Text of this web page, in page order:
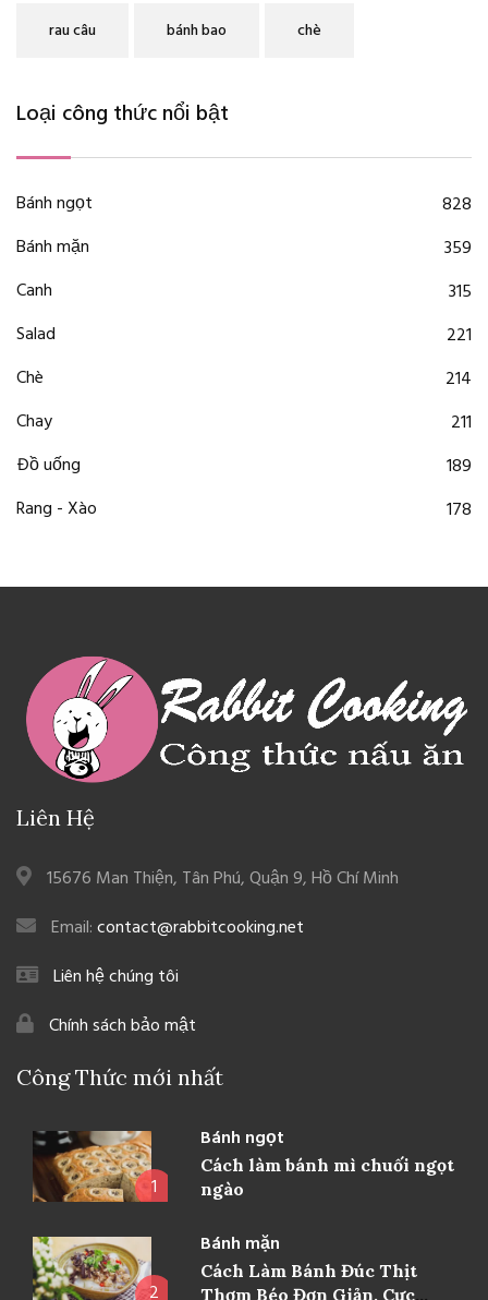
rau câu bánh bao chè
Loại công thức nổi bật
Bánh ngọt
828
Bánh mặn
359
Canh
315
Salad
221
Chè
214
Chay
211
Đồ uống
189
Rang - Xào
178
Liên Hệ
15676 Man Thiện, Tân Phú, Quận 9, Hồ Chí Minh
Email:contact@rabbitcooking.net
Liên hệ chúng tôi
Chính sách bảo mật
Công Thức mới nhất
1
Bánh ngọt
Cách làm bánh mì chuối ngọt
ngào
2
Bánh mặn
Cách Làm Bánh Đúc Thịt
Thơm Béo Đơn Giản, Cực